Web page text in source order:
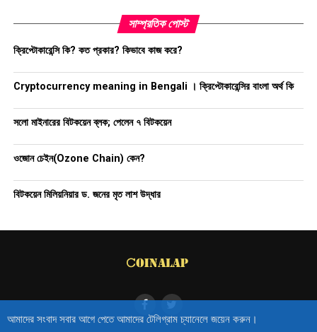
সাম্প্রতিক পোস্ট
ক্রিপ্টোকারেন্সি কি? কত প্রকার? কিভাবে কাজ করে?
Cryptocurrency meaning in Bengali । ক্রিপ্টোকারেন্সির বাংলা অর্থ কি
সলো মাইনারের বিটকয়েন ব্লক; পেলেন ৭ বিটকয়েন
ওজোন চেইন(Ozone Chain) কেন?
বিটকয়েন মিলিয়নিয়ার ড. জনের মৃত লাশ উদ্ধার
আমাদের সংবাদ সবার আগে পেতে আমাদের টেলিগ্রাম চ্যানেলে জয়েন করুন।